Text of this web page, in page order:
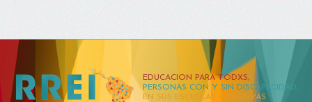
EDUCACION PARA TODXS,
PERSONAS CON Y SIN DISCAPACIDAD,
EN SUS ESCUELAS INCLUSIVAS